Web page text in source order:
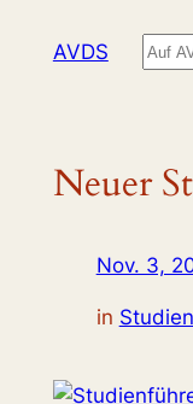
InhaltAVDS
Neuer
Nov. 3,
in